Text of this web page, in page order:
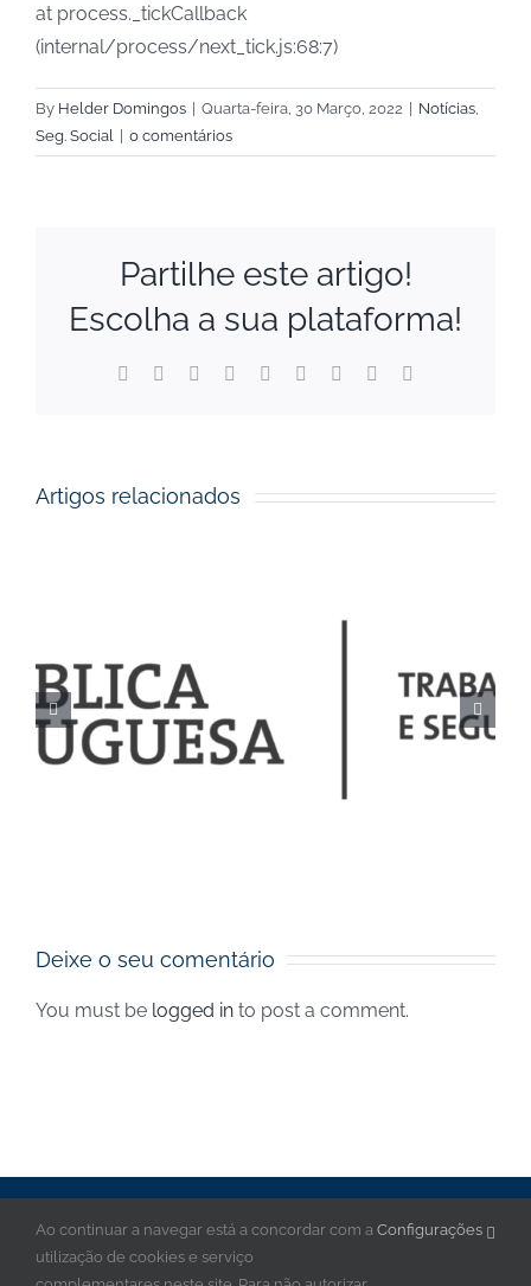
at process._tickCallback
(internal/process/next_tick.js:68:7)
By Helder Domingos Quarta-feira, 30 Março, 2022 Notícias
Seg. Social
0 comentários
Partilhe este artigo!
Escolha a sua plataforma!
Facebook Reddit LinkedInWhatsApp
TumblrPinterest
Artigos relacionados
Execução orçamental da
Segurança Social de
Deixe o seu comentário
You must be logged in to post a comment.
Consulte a nossa Política de Privacidade |Livro de Reclamações
|FAQs |Livro de Reclamações
Ao continuar a navegar está a concordar com a
utilização de cookies e serviço
Configurações